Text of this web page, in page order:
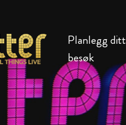
Planlegg ditt
besøk